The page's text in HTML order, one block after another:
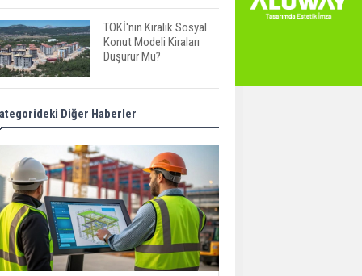
TOKİ'nin Kiralık Sosyal
Konut Modeli Kiraları
Düşürür Mü?
İkinci El Konut Fiyatları
İspanya'da Bir Yılda
Konut Satışları Güçlü
Seyrini Korudu Yabancıya
Satış Geriledi
ABD'de İnşaat
Diğer Haberler